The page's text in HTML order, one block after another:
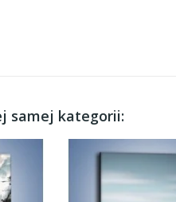
samej kategorii: